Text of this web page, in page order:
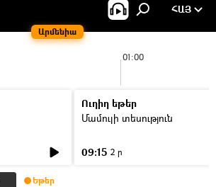
Արմենիա
ՀԱՅ
01:00
Ուղիղ եթեր
Մամուլի տեսություն
09:15 2 ր
Եթեր